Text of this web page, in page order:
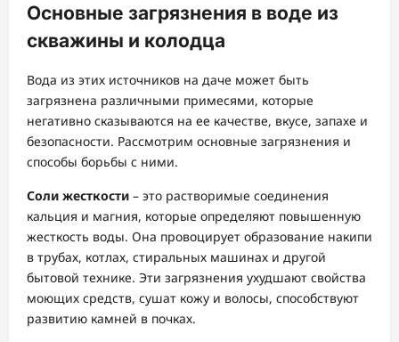
Основные загрязнения в воде из
скважины и колодца
Вода из этих источников на даче может быть
загрязнена различными примесями, которые
негативно сказываются на ее качестве, вкусе, запахе и
безопасности. Рассмотрим основные загрязнения и
способы борьбы с ними.
Соли жесткости – это растворимые соединения
кальция и магния, которые определяют повышенную
жесткость воды. Она провоцирует образование накипи
в трубах, котлах, стиральных машинах и другой
бытовой технике. Эти загрязнения ухудшают свойства
моющих средств, сушат кожу и волосы, способствуют
развитию камней в почках.